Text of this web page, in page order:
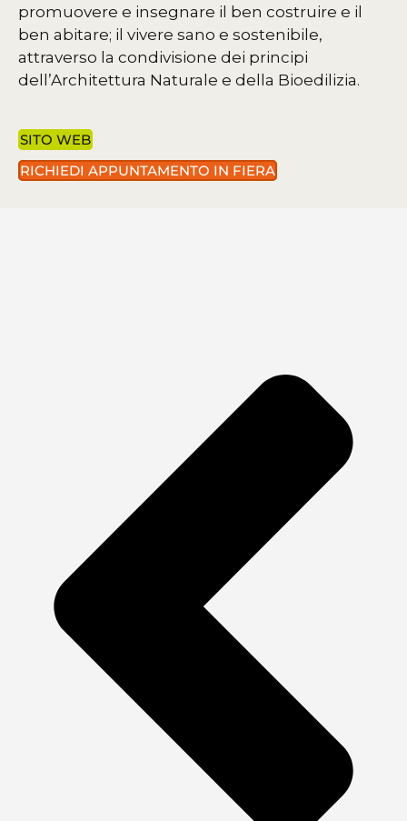
promuovere e insegnare il ben costruire e il
ben abitare; il vivere sano e sostenibile,
attraverso la condivisione dei principi
dell’Architettura Naturale e della Bioedilizia.
SITO WEB
RICHIEDI APPUNTAMENTO IN FIERA